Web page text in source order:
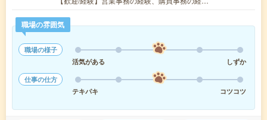
職場の雰囲気
職場の様子
活気がある
しずか
仕事の仕方
テキパキ
コツコツ